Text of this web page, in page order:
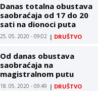
Danas totalna obustava
saobraćaja od 17 do 20
sati na dionoci puta
Rakonje-Ribarevine
25. 05. 2020 - 09:02 | DRUŠTVO
Od danas obustava
saobraćaja na
magistralnom putu
Ribarevine - Rakonje
18. 05. 2020 - 09:49 | DRUŠTVO